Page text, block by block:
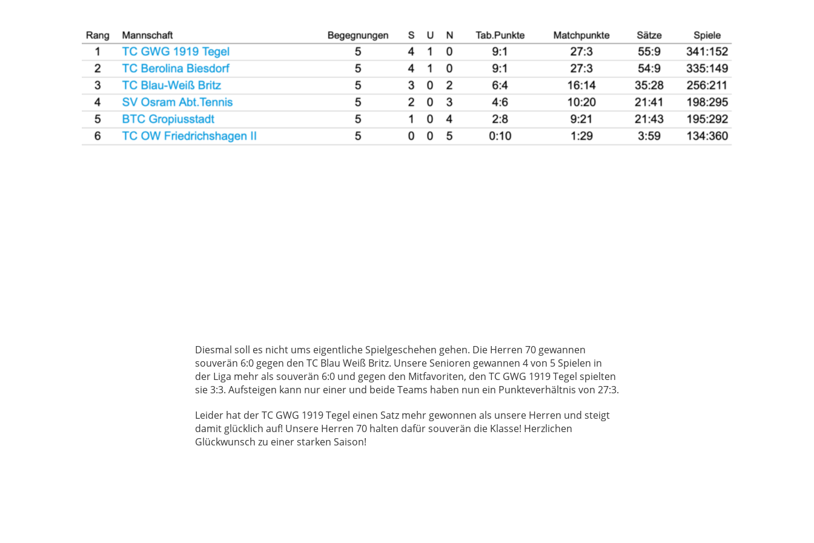
Diesmal soll es nicht ums eigentliche Spielgeschehen gehen. Die Herren 70 gewannen
souverän 6:0 gegen den TC Blau Weiß Britz. Unsere Senioren gewannen 4 von 5 Spielen in
der Liga mehr als souverän 6:0 und gegen den Mitfavoriten, den TC GWG 1919 Tegel spielten
sie 3:3. Aufsteigen kann nur einer und beide Teams haben nun ein Punkteverhältnis von 27:3.
Leider hat der TC GWG 1919 Tegel einen Satz mehr gewonnen als unsere Herren und steigt
damit glücklich auf! Unsere Herren 70 halten dafür souverän die Klasse! Herzlichen
Glückwunsch zu einer starken Saison!